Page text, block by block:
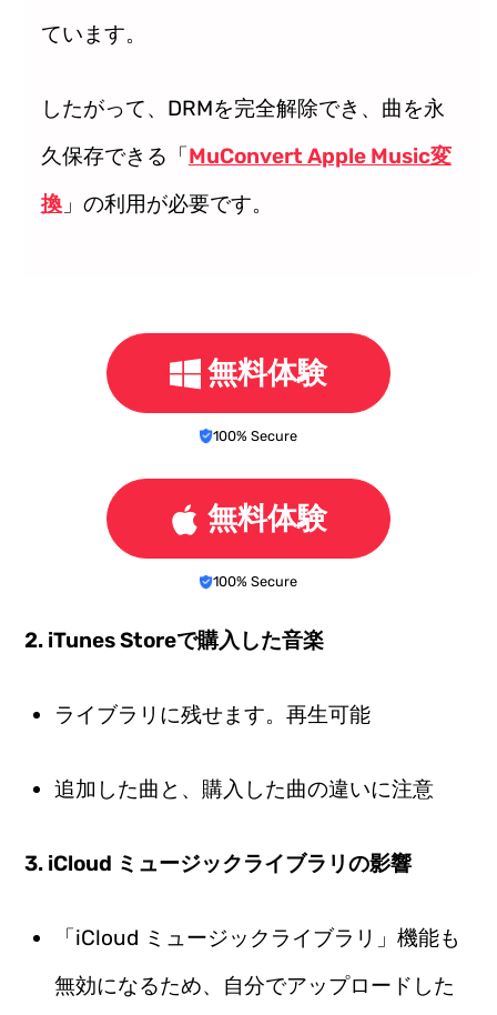
ています。
したがって、DRMを完全解除でき、曲を永
久保存できる「MuConvert Apple Music変
換」の利用が必要です。
無料体験
100% Secure
無料体験
100% Secure
2. iTunes Storeで購入した音楽
ライブラリに残せます。再生可能
追加した曲と、購入した曲の違いに注意
3. iCloud ミュージックライブラリの影響
「iCloud ミュージックライブラリ」機能も
無効になるため、自分でアップロードした